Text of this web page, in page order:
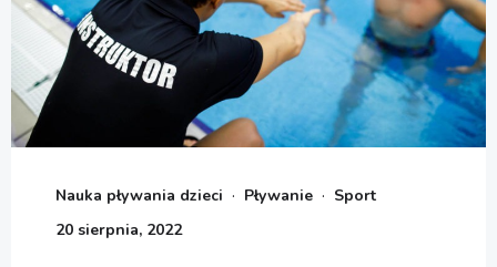
Nauka pływania dzieci · Pływanie · Sport
20 sierpnia, 2022